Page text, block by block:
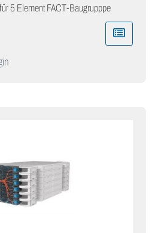
5 Element FACT-Baugrupppe